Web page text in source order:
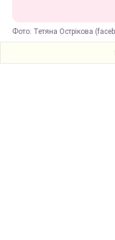
Фото: Тетяна Острікова